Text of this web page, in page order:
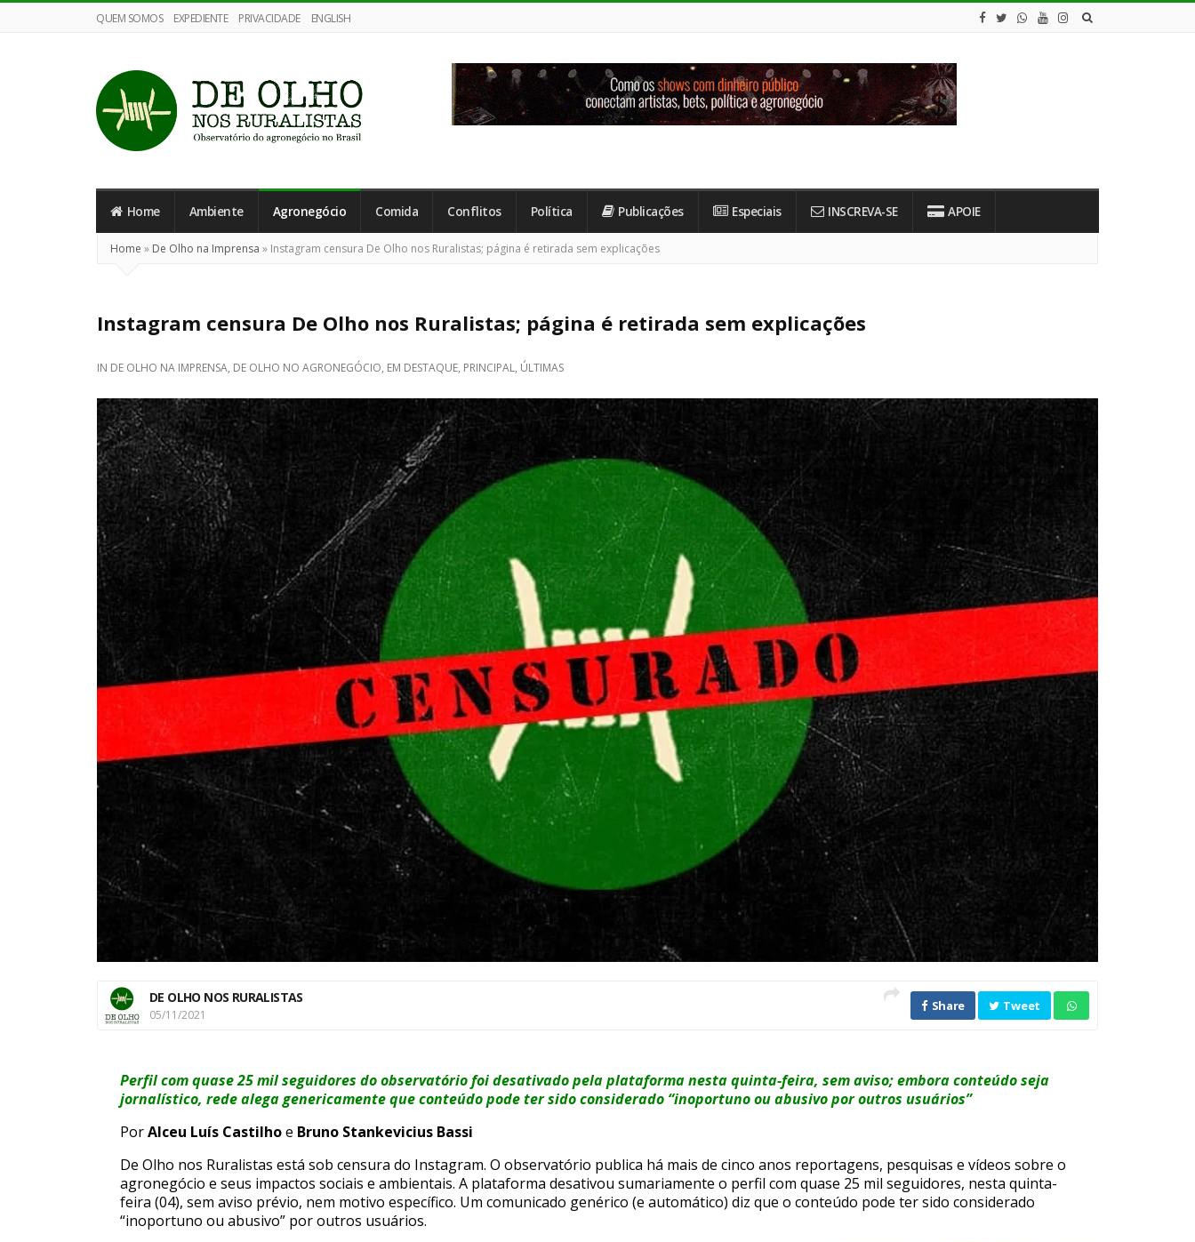
QUEM SOMOS EXPEDIENTE PRIVACIDADE ENGLISH
Olho
nos
Ruralistas
Home Ambiente Agronegócio Comida Conflitos Política Publicações Especiais INSCREVA-SE APOIE
Home » De Olho na Imprensa » Instagram censura De Olho nos Ruralistas; página é retirada sem explicações
Instagram censura De Olho nos Ruralistas; página é retirada sem explicações
IN DE OLHO NA IMPRENSA, DE OLHO NO AGRONEGÓCIO, EM DESTAQUE, PRINCIPAL, ÚLTIMAS
DE OLHO NOS RURALISTAS
05/11/2021
Share Tweet
Perfil com quase 25 mil seguidores do observatório foi desativado pela plataforma nesta quinta-feira, sem aviso; embora conteúdo seja
jornalístico, rede alega genericamente que conteúdo pode ter sido considerado “inoportuno ou abusivo por outros usuários”
PorAlceu Luís Castilhoe Bruno Stankevicius Bassi
De Olho nos Ruralistas está sob censura do Instagram. O observatório publica há mais de cinco anos reportagens, pesquisas e vídeos sobre o
agronegócio e seus impactos sociais e ambientais. A plataforma desativou sumariamente o perfil com quase 25 mil seguidores, nesta quinta-
feira (04), sem aviso prévio, nem motivo específico. Um comunicado genérico (e automático) diz que o conteúdo pode ter sido considerado
“inoportuno ou abusivo” por outros usuários.